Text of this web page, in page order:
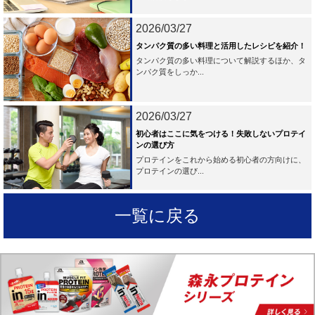
2026/03/27
タンパク質の多い料理と活用したレシピを紹介！
タンパク質の多い料理について解説するほか、タ
ンパク質をしっか...
2026/03/27
初心者はここに気をつける！失敗しないプロテイ
ンの選び方
プロテインをこれから始める初心者の方向けに、
プロテインの選び...
一覧に戻る